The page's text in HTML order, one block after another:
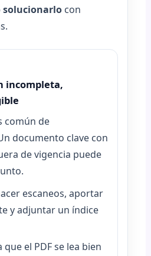
solucionarlo con
incompleta,
común de
documento clave con
de vigencia puede
escaneos, aportar
y adjuntar un índice
que el PDF se lea bien